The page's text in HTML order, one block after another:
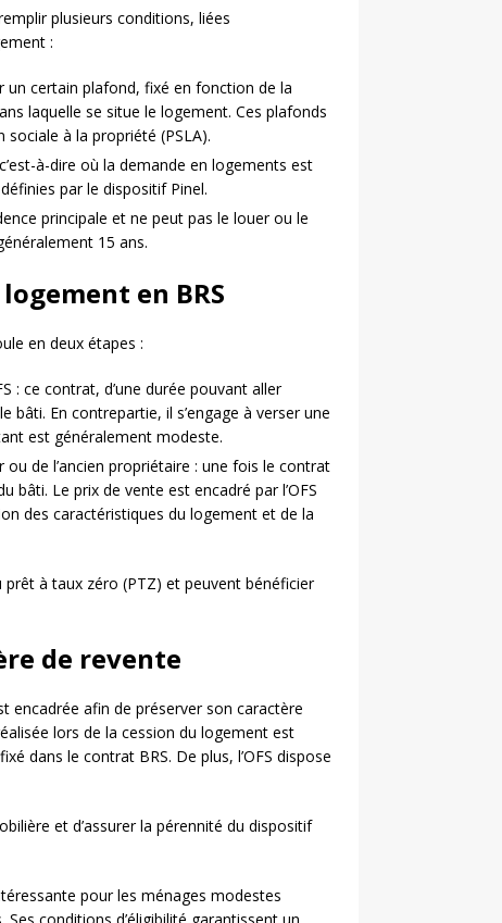
plusieurs conditions, liées
:
un certain plafond, fixé en fonction de la
laquelle se situe le logement. Ces plafonds
sociale à la propriété (PSLA).
à-dire où la demande en logements est
par le dispositif Pinel.
principale et ne peut pas le louer ou le
15 ans.
en BRS
en deux étapes :
: ce contrat, d’une durée pouvant aller
bâti. En contrepartie, il s’engage à verser une
est généralement modeste.
de l’ancien propriétaire : une fois le contrat
bâti. Le prix de vente est encadré par l’OFS
des caractéristiques du logement et de la
à taux zéro (PTZ) et peuvent bénéficier
de revente
encadrée afin de préserver son caractère
lors de la cession du logement est
dans le contrat BRS. De plus, l’OFS dispose
et d’assurer la pérennité du dispositif
pour les ménages modestes